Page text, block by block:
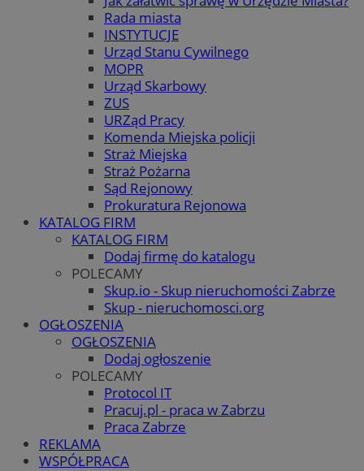
Rada miasta
INSTYTUCJE
Urząd Stanu Cywilnego
MOPR
Urząd Skarbowy
ZUS
URZąd Pracy
Komenda Miejska policji
Straż Miejska
Straż Pożarna
Sąd Rejonowy
Prokuratura Rejonowa
KATALOG FIRM
KATALOG FIRM
Dodaj firmę do katalogu
POLECAMY
Skup.io - Skup nieruchomości Zabrze
Skup - nieruchomosci.org
OGŁOSZENIA
OGŁOSZENIA
Dodaj ogłoszenie
POLECAMY
Protocol IT
Pracuj.pl - praca w Zabrzu
Praca Zabrze
REKLAMA
WSPÓŁPRACA